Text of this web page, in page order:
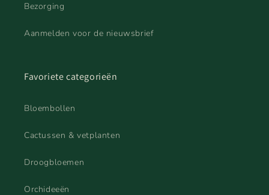
Bezorging
Aanmelden voor de nieuwsbrief
Favoriete categorieën
Bloembollen
Cactussen & vetplanten
Droogbloemen
Orchideeën